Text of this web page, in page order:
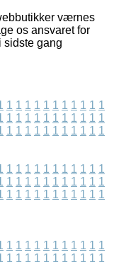
værnes
os ansvaret for
sidste gang
1 1 1 1 1 1 1 1 1 1 1
1 1 1 1 1 1 1 1 1 1 1
1 1 1 1 1 1 1 1 1 1 1
1 1 1 1 1 1 1 1 1 1 1
1 1 1 1 1 1 1 1 1 1 1
1 1 1 1 1 1 1 1 1 1 1
1 1 1 1 1 1 1 1 1 1 1
1 1 1 1 1 1 1 1 1 1 1